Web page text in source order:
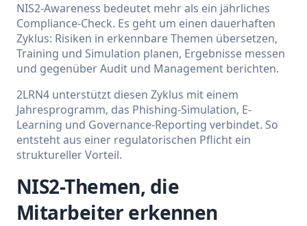
NIS2-Awareness bedeutet mehr als ein jährliches
Compliance-Check. Es geht um einen dauerhaften
Zyklus: Risiken in erkennbare Themen übersetzen,
Training und Simulation planen, Ergebnisse messen
und gegenüber Audit und Management berichten.
2LRN4 unterstützt diesen Zyklus mit einem
Jahresprogramm, das Phishing-Simulation, E-
Learning und Governance-Reporting verbindet. So
entsteht aus einer regulatorischen Pflicht ein
struktureller Vorteil.
NIS2-Themen, die
Mitarbeiter erkennen